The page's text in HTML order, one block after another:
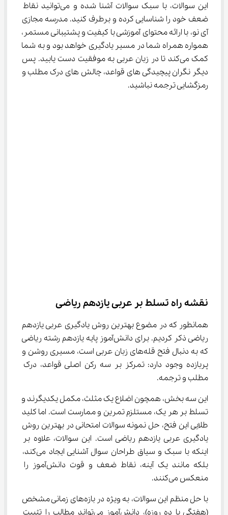
این سوالات، با سبک سوالات آشنا شده و می‌توانید نقاط
ضعف خود را شناسایی کرده و برطرف کنید. مدرسه مجازی
آی نو، با ارائه محتوای آموزشی با کیفیت و پشتیبانی مستمر،
همواره همراه شما در مسیر یادگیری خواهد بود و به شما
کمک می‌کند تا در زبان عربی به موفقیت دست یابید. پس
دیگر نگران پیچیدگی های قواعد، چالش های درک مطلب و
رمزگشایی ترجمه نباشید.
نقشه راه تسلط بر عربی یازدهم ریاضی
همانطور که در مضوع بهترین روش یادگیری عربی یازدهم
ریاضی ذکر کردیم. برای دانش‌آموز پایه یازدهم رشته ریاضی
که به دنبال فتح قله‌های زبان عربی است، مسیری روشن و
پربازده وجود دارد: تمرکز بر سه رکن اصلی قواعد، درک
مطلب و ترجمه.
این سه بخش، همچون اضلاع یک مثلث، مکمل یکدیگرند و
تسلط بر هر یک، مستلزم تمرین و ممارست است. اما کلید
طلایی این فتح، حل نمونه سوالات امتحانی در بهترین روش
یادگیری عربی یازدهم ریاضی است. این سوالات، علاوه بر
اینکه با سبک و سیاق طراحان سوال آشنایی ایجاد می‌کند،
بلکه مانند یک آینه، نقاط ضعف و قوت دانش‌آموز را
منعکس می‌کنند.
با حل منظم این سوالات، به ویژه در بازه‌های زمانی مشخص
(هفتگی یا ده روزه)، دانش‌آموز می‌تواند مطالب را تثبیت